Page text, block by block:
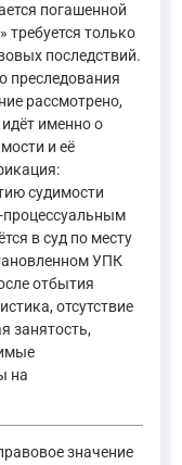
погашенной
требуется только
последствий.
преследования
рассмотрено,
именно о
и её
судимости
процессуальным
в суд по месту
УПК
отбытия
отсутствие
занятость,
на
значение